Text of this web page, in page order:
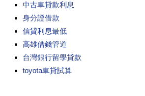
中古車貸款利息
身分證借款
信貸利息最低
高雄借錢管道
台灣銀行留學貸款
toyota車貸試算